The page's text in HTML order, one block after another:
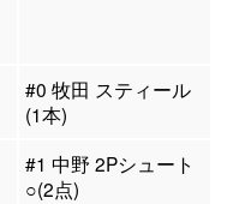
#0 牧田 スティール
(1本)
#1 中野 2Pシュート
○(2点)